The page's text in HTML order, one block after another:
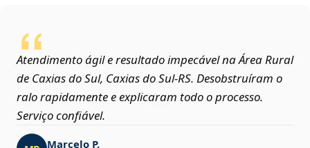
Atendimento ágil e resultado impecável na Área Rural
de Caxias do Sul, Caxias do Sul‑RS. Desobstruíram o
ralo rapidamente e explicaram todo o processo.
Serviço confiável.
Marcelo P.